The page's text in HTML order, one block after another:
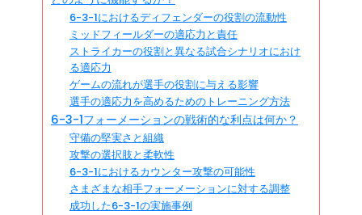
6-3-1におけるディフェンダーの役割の流動性
ミッドフィールダーの適応力と責任
ストライカーの役割と異なる試合シナリオにおけ
る適応力
ゲームの流れが選手の役割に与える影響
選手の適応力を高めるためのトレーニング方法
6-3-1フォーメーションの戦術的な利点は何か？
守備の堅実さと組織
攻撃の選択肢と柔軟性
6-3-1におけるカウンター攻撃の可能性
さまざまな相手フォーメーションに対する調整
成功した6-3-1の実施事例